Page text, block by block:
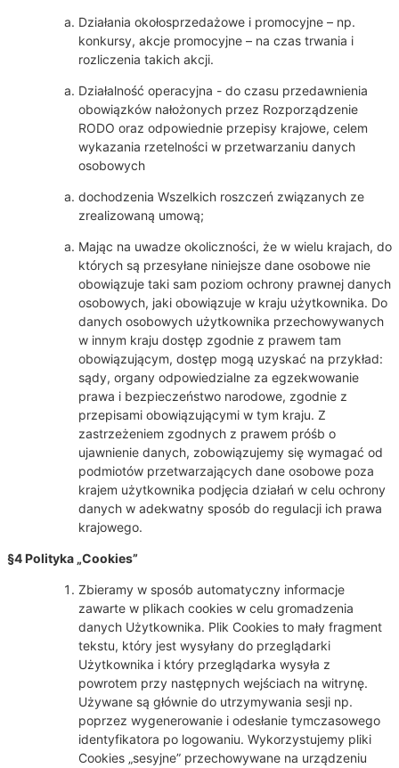
Działania okołosprzedażowe i promocyjne – np.
konkursy, akcje promocyjne – na czas trwania i
rozliczenia takich akcji.
Działalność operacyjna - do czasu przedawnienia
obowiązków nałożonych przez Rozporządzenie
RODO oraz odpowiednie przepisy krajowe, celem
wykazania rzetelności w przetwarzaniu danych
osobowych
dochodzenia Wszelkich roszczeń związanych ze
zrealizowaną umową;
Mając na uwadze okoliczności, że w wielu krajach, do
których są przesyłane niniejsze dane osobowe nie
obowiązuje taki sam poziom ochrony prawnej danych
osobowych, jaki obowiązuje w kraju użytkownika. Do
danych osobowych użytkownika przechowywanych
w innym kraju dostęp zgodnie z prawem tam
obowiązującym, dostęp mogą uzyskać na przykład:
sądy, organy odpowiedzialne za egzekwowanie
prawa i bezpieczeństwo narodowe, zgodnie z
przepisami obowiązującymi w tym kraju. Z
zastrzeżeniem zgodnych z prawem próśb o
ujawnienie danych, zobowiązujemy się wymagać od
podmiotów przetwarzających dane osobowe poza
krajem użytkownika podjęcia działań w celu ochrony
danych w adekwatny sposób do regulacji ich prawa
krajowego.
§4 Polityka „Cookies”
Zbieramy w sposób automatyczny informacje
zawarte w plikach cookies w celu gromadzenia
danych Użytkownika. Plik Cookies to mały fragment
tekstu, który jest wysyłany do przeglądarki
Użytkownika i który przeglądarka wysyła z
powrotem przy następnych wejściach na witrynę.
Używane są głównie do utrzymywania sesji np.
poprzez wygenerowanie i odesłanie tymczasowego
identyfikatora po logowaniu. Wykorzystujemy pliki
Cookies „sesyjne” przechowywane na urządzeniu